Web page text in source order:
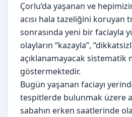
Çorlu’da yaşanan ve
acısı hala tazeliğini koruyan
sonrasında yeni bir faciayla
olayların “kazayla”,
açıklanamayacak
göstermektedir.
Bugün yaşanan faciayı
tespitlerde bulunmak üzere
sabahın erken saatlerinde